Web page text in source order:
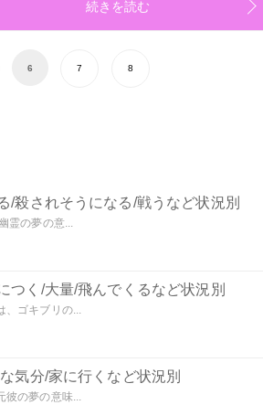
続きを読む
6 7 8
/殺されそうになる/戦うなど状況別
霊の夢の意...
つく/大量/飛んでくるなど状況別
、ゴキブリの...
気分/家に行くなど状況別
彼の夢の意味...